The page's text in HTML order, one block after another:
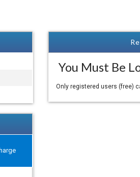
You Must Be
Only registered users (free)